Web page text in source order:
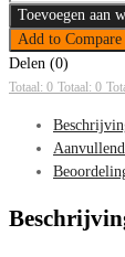
Toevoegen aan
Add to Compare
Delen (0)
Totaal: 0 Totaal: 0